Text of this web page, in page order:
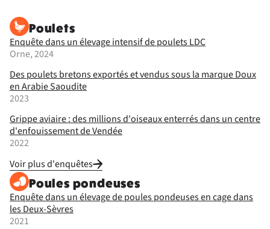
Poulets
Enquête dans un élevage intensif de poulets LDC
Orne, 2024
Des poulets bretons exportés et vendus sous la marque Doux
en Arabie Saoudite
2023
Grippe aviaire : des millions d'oiseaux enterrés dans un centre
d'enfouissement de Vendée
2022
Voir plus d'enquêtes
Poules pondeuses
Enquête dans un élevage de poules pondeuses en cage dans
les Deux-Sèvres
2021